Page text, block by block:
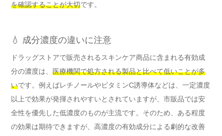
を確認することが大切です。
💧 成分濃度の違いに注意
ドラッグストアで販売されるスキンケア商品に含まれる有効成
分の濃度は、 医療機関で処方される製品と比べて低いことが多
いです。例えばレチノールやビタミンC誘導体などは、一定濃度
以上で効果が発揮されやすいとされていますが、市販品では安
全性を優先した低濃度のものが主流です。そのため、ある程度
の効果は期待できますが、高濃度の有効成分による劇的な改善